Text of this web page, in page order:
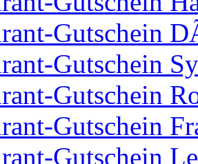
Gutschein
Gutschein
Gutschein
Gutschein
Gutschein